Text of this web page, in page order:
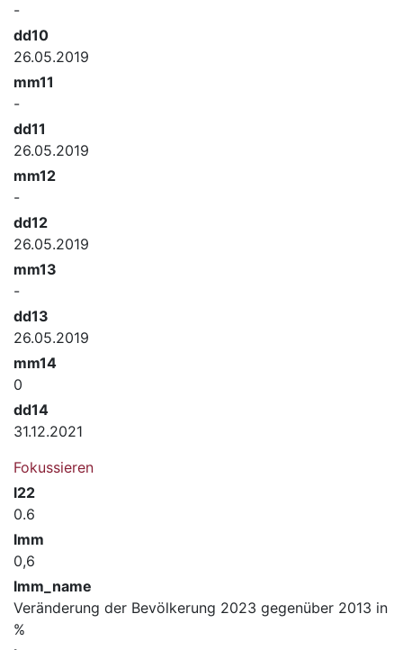
-
dd10
26.05.2019
mm11
-
dd11
26.05.2019
mm12
-
dd12
26.05.2019
mm13
-
dd13
26.05.2019
mm14
0
dd14
31.12.2021
Fokussieren
l22
0.6
lmm
0,6
lmm_name
Veränderung der Bevölkerung 2023 gegenüber 2013 in
%